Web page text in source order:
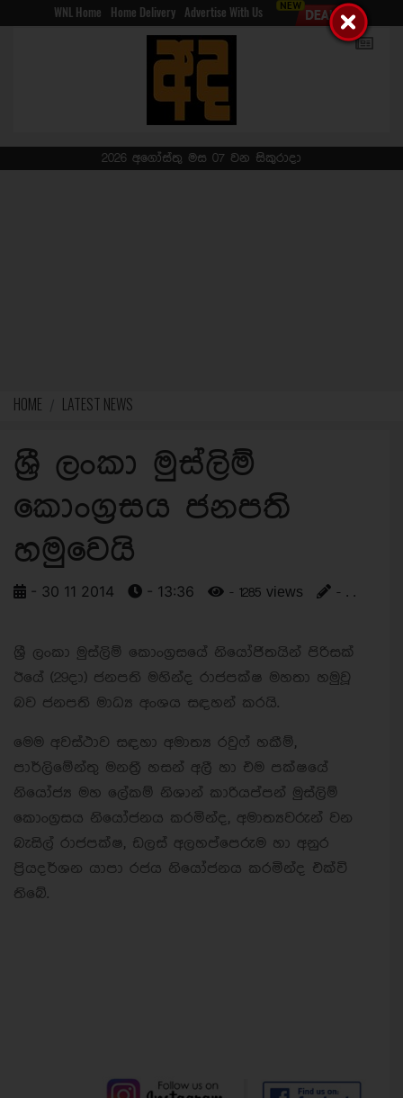
WNL Home Home Delivery Advertise With Us
2026 අගෝස්තු මස 07 වන සිකුරාදා
HOME LATEST NEWS
ශ්‍රී ලංකා මුස්ලිම්
කොංග්‍රසය ජනපති
හමුවෙයි
- 30 11 2014 - 13:36 - 1285 views - . .
ශ්‍රී ලංකා මුස්ලිම් කොංග්‍රසයේ නියෝජිතයින් පිරිසක්
ඊයේ (29දා) ජනපති මහින්ද රාජපක්ෂ මහතා හමුවූ
බව ජනපති මාධ්‍ය අංශය සඳහන් කරයි.
මෙම අවස්ථාව සඳහා අමාත්‍ය රවුෆ් හකීම්,
පාර්ලිමේන්තු මනත්‍රී හසන් අලී හා එම පක්ෂයේ
නියෝජ්‍ය මහ ලේකම් නිශාන් කාරියප්පන් මුස්ලිම්
කොංග්‍රසය නියෝජනය කරමින්ද, අමාත්‍යවරුන් වන
බැසිල් රාජපක්ෂ, ඩලස් අලහප්පෙරුම හා අනුර
ප්‍රියදර්ශන යාපා රජය නියෝජනය කරමින්ද එක්වි
තිබේ.